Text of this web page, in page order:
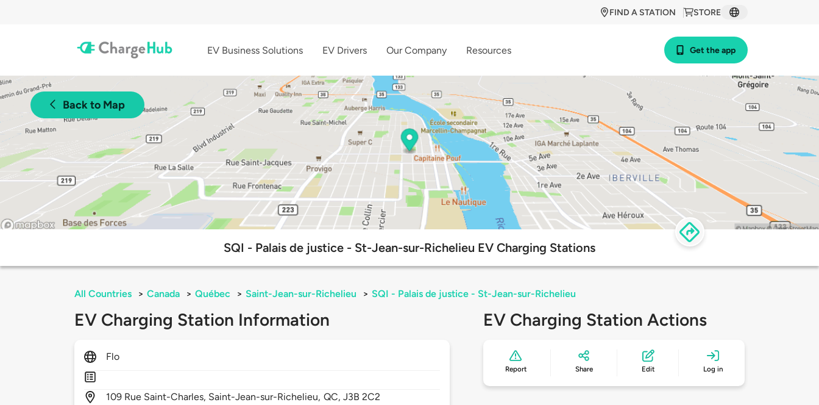
STORE
FIND A STATION
EV Business Solutions EV Drivers Our Company Resources Get the app
Back to Map
SQI - Palais de justice - St-Jean-sur-Richelieu EV Charging Stations
All Countries > Canada > Québec > Saint-Jean-sur-Richelieu > SQI - Palais de justice - St-Jean-sur-Richelieu
EV Charging Station Information
Flo
109 Rue Saint-Charles, Saint-Jean-sur-Richelieu, QC, J3B 2C2
EV Charging Station Actions
Report Share Edit Log in